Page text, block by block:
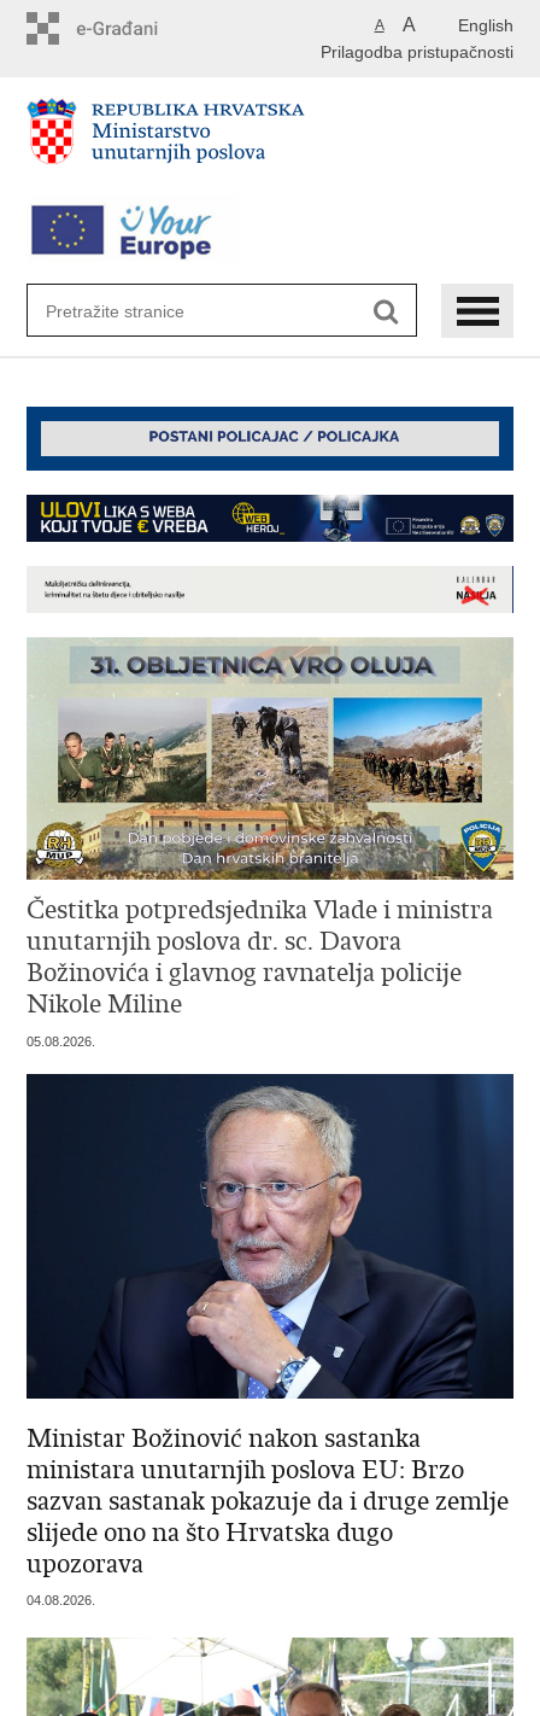
English
A A
Prilagodba pristupačnosti
Čestitka potpredsjednika Vlade i ministra
unutarnjih poslova dr. sc. Davora
Božinovića i glavnog ravnatelja policije
Nikole Miline
05.08.2026.
Ministar Božinović nakon sastanka
ministara unutarnjih poslova EU: Brzo
sazvan sastanak pokazuje da i druge zemlje
slijede ono na što Hrvatska dugo
upozorava
04.08.2026.